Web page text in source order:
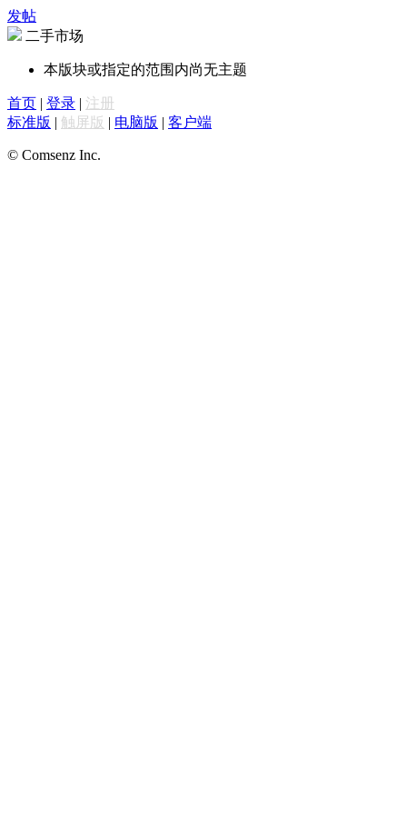
发帖
二手市场
本版块或指定的范围内尚无主题
首页 | 登录 | 注册
标准版 | 触屏版 | 电脑版 | 客户端
© Comsenz Inc.